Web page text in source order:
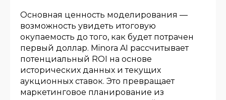
Основная ценность моделирования —
возможность увидеть итоговую
окупаемость до того, как будет потрачен
первый доллар. Minora AI рассчитывает
потенциальный ROI на основе
исторических данных и текущих
аукционных ставок. Это превращает
маркетинговое планирование из